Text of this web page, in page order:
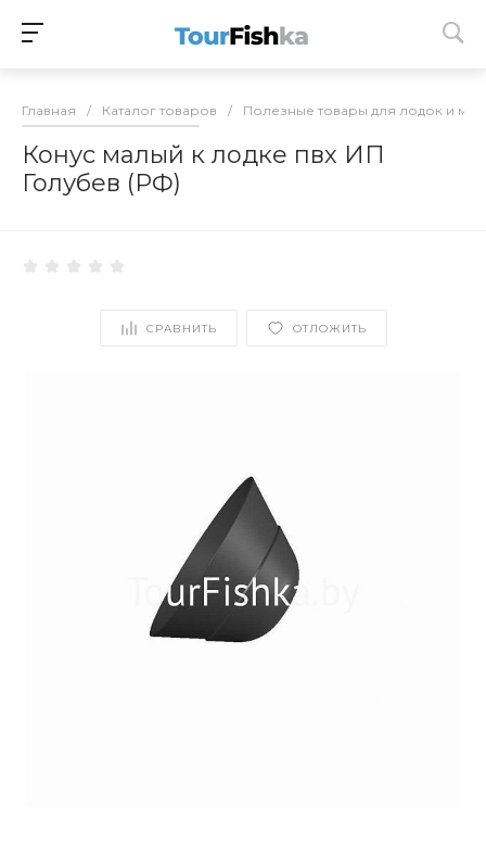
Главная / Каталог товаров / Полезные товары для лодок и
Конус малый к лодке пвх ИП
Голубев (РФ)
СРАВНИТЬ ОТЛОЖИТЬ